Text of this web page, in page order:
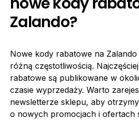
Zalando?
Nowe kody rabatowe na Zalando
różną częstotliwością.
rabatowe są publikowane w
czasie wyprzedaży. Warto
newsletterze sklepu, aby
o nowych promocjach i ofertach